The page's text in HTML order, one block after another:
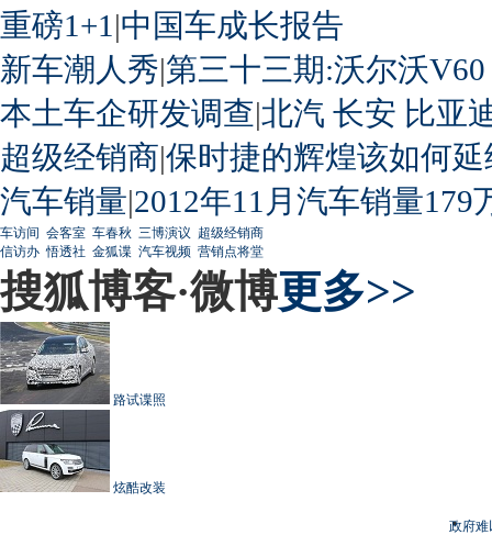
重磅1+1 |中国车成长报告
新车潮人秀|第三十三期:沃尔沃
本土车企研发调查|北汽 长安 比亚
超级经销商|保时捷的辉煌该如何延
汽车销量|2012年11月汽车销量179
车访间 会客室 车春秋 三博演议 超级经销商
信访办 悟透社 金狐谍 汽车视频 营销点将堂
搜狐博客·微博更多>>
路试谍照
炫酷改装
政府难